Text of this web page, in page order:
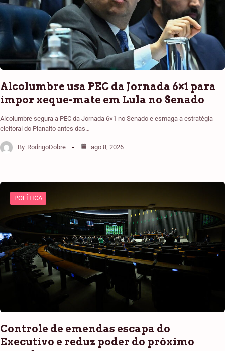
Alcolumbre usa PEC da Jornada 6×1 para
impor xeque-mate em Lula no Senado
Alcolumbre segura a PEC da Jornada 6×1 no Senado e esmaga a estratégia
eleitoral do Planalto antes das…
By RodrigoDobre ago 8, 2026
POLÍTICA
Controle de emendas escapa do
Executivo e reduz poder do próximo